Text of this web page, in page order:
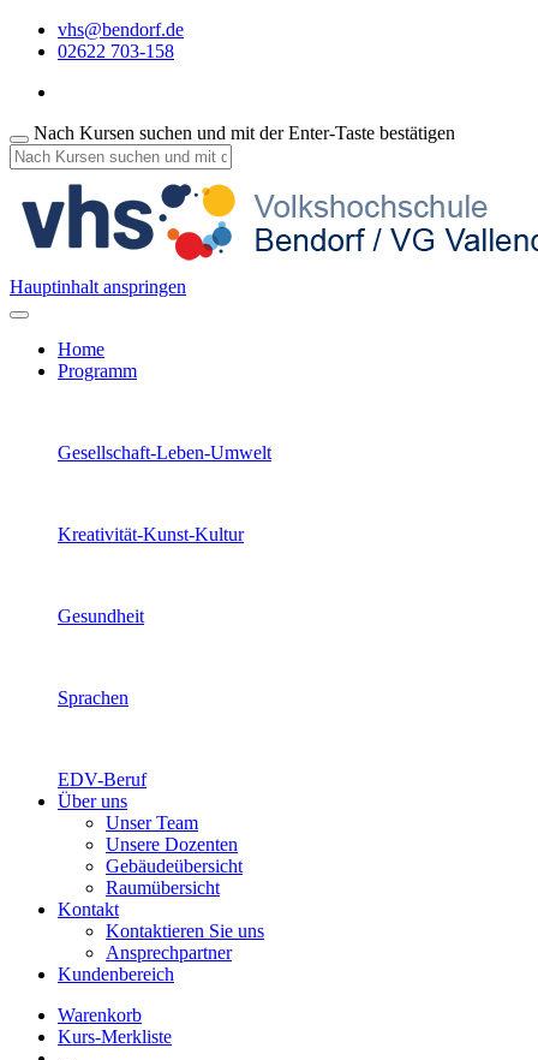
vhs@bendorf.de
02622 703-158
Nach Kursen suchen und mit der Enter-Taste bestätigen
Hauptinhalt anspringen
Home
Programm
Gesellschaft-Leben-Umwelt
Kreativität-Kunst-Kultur
Gesundheit
Sprachen
EDV-Beruf
Über uns
Unser Team
Unsere Dozenten
Gebäudeübersicht
Raumübersicht
Kontakt
Kontaktieren Sie uns
Ansprechpartner
Kundenbereich
Warenkorb
Kurs-Merkliste